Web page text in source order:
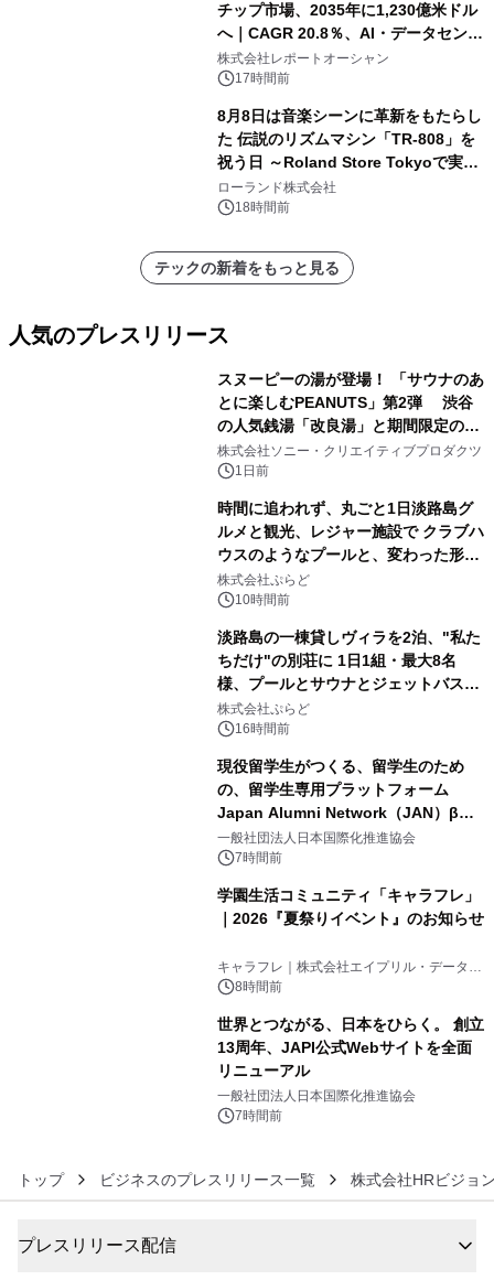
チップ市場、2035年に1,230億米ドル
へ｜CAGR 20.8％、AI・データセンタ
ー需要が成長を牽引
株式会社レポートオーシャン
17時間前
8月8日は音楽シーンに革新をもたらし
た 伝説のリズムマシン「TR-808」を
祝う日 ～Roland Store Tokyoで実機
を展示しての 記念キャンペーンを開
催 英国ラジオ「NTS」の 特別プログ
アーティストを フィーチャーしたアニ
メーションを公開～
ローランド株式会社
18時間前
テックの新着をもっと見る
人気のプレスリリース
スヌーピーの湯が登場！ 「サウナのあ
とに楽しむPEANUTS」第2弾 渋谷
の人気銭湯「改良湯」と期間限定のコ
ラボレーション サウナイキタイコラ
ボグッズも発売決定！
株式会社ソニー・クリエイティブプロダクツ
1日前
時間に追われず、丸ごと1日淡路島グ
ルメと観光、レジャー施設で クラブハ
ウスのようなプールと、変わった形の
サウナも 「THE BOXY AWAJI」のお
得な素泊まり連泊プランで
株式会社ぷらど
10時間前
淡路島の一棟貸しヴィラを2泊、"私た
ちだけ"の別荘に 1日1組・最大8名
様、プールとサウナとジェットバス付
きで Villa Mon Temps AWAJIの連泊
素泊りプラン
株式会社ぷらど
16時間前
現役留学生がつくる、留学生のため
の、留学生専用プラットフォーム
Japan Alumni Network（JAN）β版
をリリース
一般社団法人日本国際化推進協会
7時間前
学園生活コミュニティ「キャラフレ」
｜2026『夏祭りイベント』のお知らせ
キャラフレ｜株式会社エイプリル・データ・
デザインズ
8時間前
世界とつながる、日本をひらく。 創立
13周年、JAPI公式Webサイトを全面
リニューアル
一般社団法人日本国際化推進協会
7時間前
トップ ビジネスのプレスリリース一覧 株式会社HRビジョ
プレスリリース配信